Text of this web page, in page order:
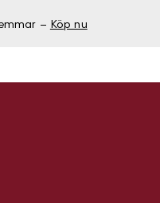
– Köp nu